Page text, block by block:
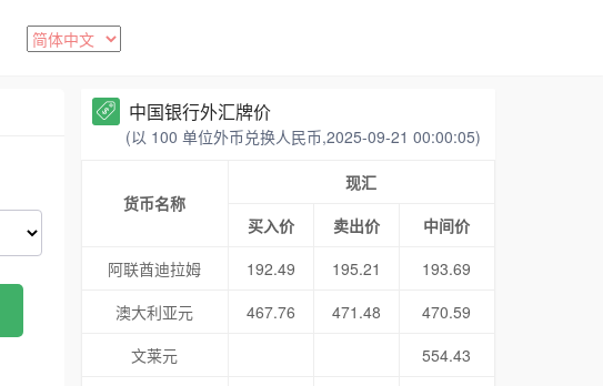
中国银行外汇牌价
(以 100 单位外币兑换人民币,2025-09-21 00:00:05)
货币名称
现汇
买入价
卖出价
中间价
阿联酋迪拉姆
192.49 195.21
193.69
澳大利亚元
467.76 471.48
470.59
文莱元
554.43